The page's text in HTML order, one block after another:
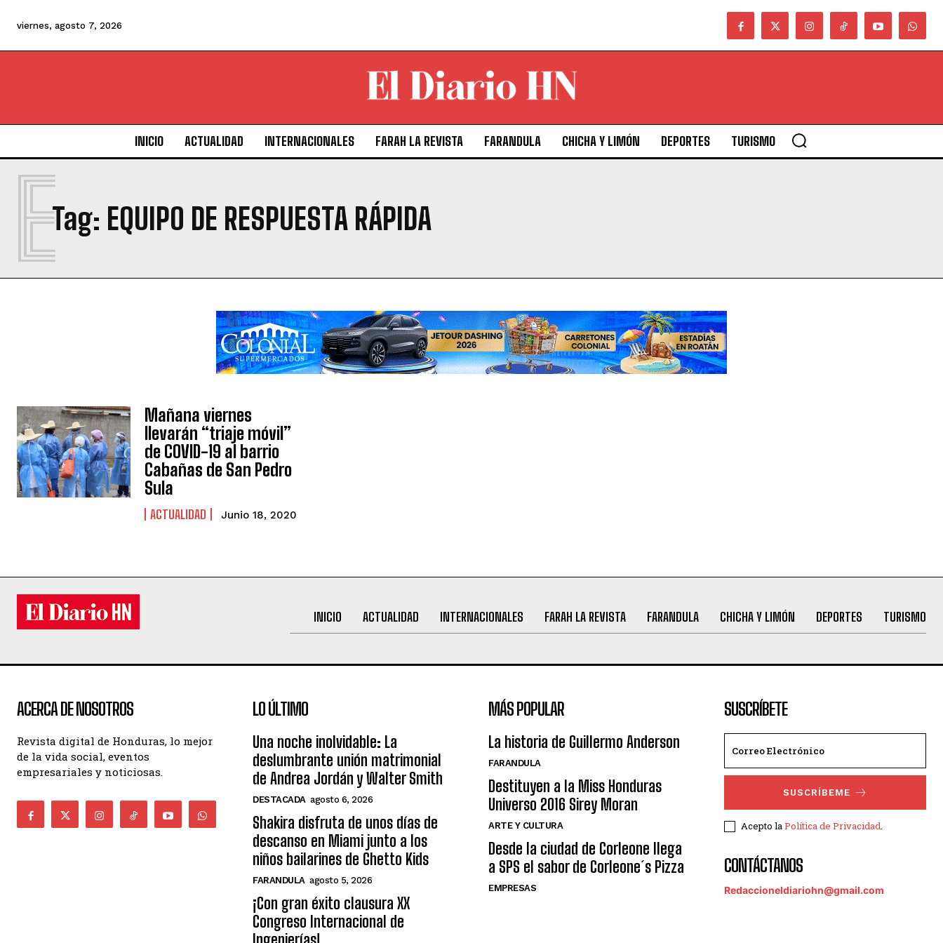
viernes, agosto 7, 2026
INICIO ACTUALIDAD INTERNACIONALES FARAH LA REVISTA FARANDULA CHICHA Y LIMÓN DEPORTES TURISMO
Tag: EQUIPO DE RESPUESTA RÁPIDA
E
Mañana viernes
llevarán “triaje móvil”
de COVID-19 al barrio
Cabañas de San Pedro
Sula
ACTUALIDAD Junio 18, 2020
INICIO ACTUALIDAD INTERNACIONALES FARAH LA REVISTA FARANDULA CHICHA Y LIMÓN DEPORTES TURISMO
ACERCA DE NOSOTROS
Revista digital de Honduras, lo mejor
de la vida social, eventos
empresariales y noticiosas.
LO ÚLTIMO
Una noche inolvidable: La
deslumbrante unión matrimonial
de Andrea Jordán y Walter Smith
DESTACADA agosto 6, 2026
Shakira disfruta de unos días de
descanso en Miami junto a los
niños bailarines de Ghetto Kids
FARANDULA agosto 5, 2026
¡Con gran éxito clausura XX
Congreso Internacional de
MÁS POPULAR
La historia de Guillermo Anderson
FARANDULA
Destituyen a la Miss Honduras
Universo 2016 Sirey Moran
ARTE Y CULTURA
Desde la ciudad de Corleone llega
a SPS el sabor de Corleone´s Pizza
EMPRESAS
SUSCRÍBETE
SUSCRÍBEME
Acepto laPolítica de Privacidad.
CONTÁCTANOS
Redaccioneldiariohn@gmail.com